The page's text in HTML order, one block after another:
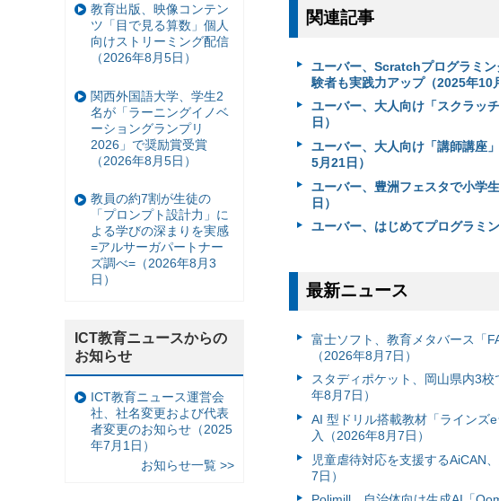
関連記事
ユーバー、Scratchプログラミ
験者も実践力アップ（2025年10
ユーバー、大人向け「スクラッ
日）
ユーバー、大人向け「講師講座
5月21日）
ユーバー、豊洲フェスタで小学
日）
ユーバー、はじめてプログラミ
最新ニュース
富⼠ソフト、教育メタバース「
（2026年8月7日）
スタディポケット、岡山県内3
年8月7日）
AI 型ドリル搭載教材「ラインズ
入（2026年8月7日）
児童虐待対応を支援するAiCAN
7日）
教育出版、映像コンテン
ツ「目で見る算数」個人
向けストリーミング配信
（2026年8月5日）
関西外国語大学、学生2
名が「ラーニングイノベ
ーショングランプリ
2026」で奨励賞受賞
（2026年8月5日）
教員の約7割が生徒の
「プロンプト設計力」に
よる学びの深まりを実感
=アルサーガパートナー
ズ調べ=（2026年8月3
日）
ICT教育ニュースからの
お知らせ
ICT教育ニュース運営会
社、社名変更および代表
者変更のお知らせ（2025
年7月1日）
お知らせ一覧 >>